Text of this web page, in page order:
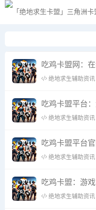
绝地求生辅助资讯
绝地求生辅助资讯
绝地求生辅助资讯
吃鸡卡盟：游
绝地求生辅助资讯